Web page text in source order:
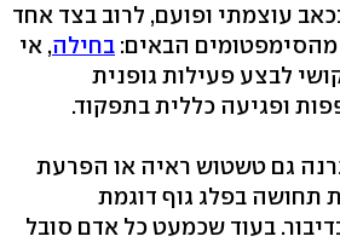
עוצמתי ופועם, לרוב בצד אחד
הבאים: בחילה, אי
לבצע פעילות גופנית
ופגיעה כללית בתפקוד.
גם טשטוש ראיה או הפרעת
תחושה בפלג גוף דוגמת
בעוד שכמעט כל אדם סובל